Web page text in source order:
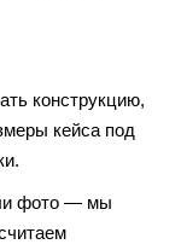
конструкцию,
кейса под
фото — мы